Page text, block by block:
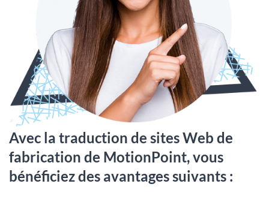
Avec la traduction de sites Web de
fabrication de MotionPoint, vous
bénéficiez des avantages suivants :